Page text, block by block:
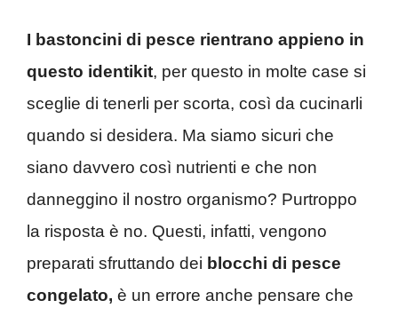
I bastoncini di pesce rientrano appieno in
questo identikit, per questo in molte case si
sceglie di tenerli per scorta, così da cucinarli
quando si desidera. Ma siamo sicuri che
siano davvero così nutrienti e che non
danneggino il nostro organismo? Purtroppo
la risposta è no. Questi, infatti, vengono
preparati sfruttando dei blocchi di pesce
congelato, è un errore anche pensare che